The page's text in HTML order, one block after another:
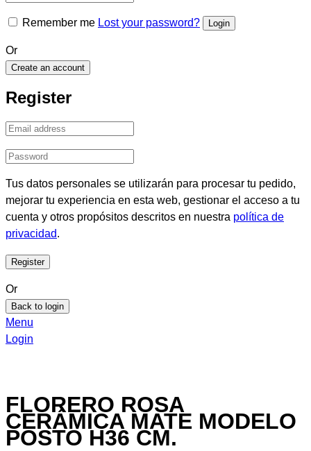
Remember me Lost your password?
Or
Create an account
Register
Tus datos personales se utilizarán para procesar tu pedido,
mejorar tu experiencia en esta web, gestionar el acceso a tu
cuenta y otros propósitos descritos en nuestra política de
privacidad.
Or
Back to login
Menu
Login
FLORERO ROSA
CERÁMICA MATE MODELO
POSTO H36 CM.